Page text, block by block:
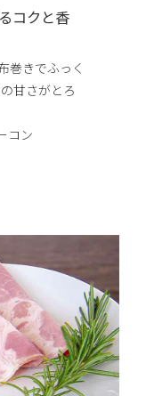
コクと香
巻きでふっく
甘さがとろ
コン